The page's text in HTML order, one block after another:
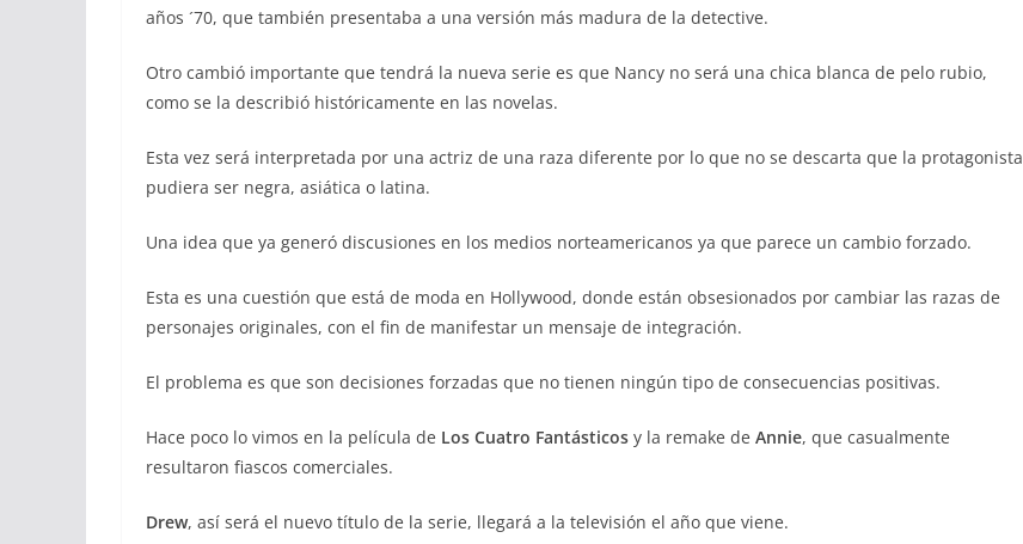
años ´70, que también presentaba a una versión más madura de la detective.
Otro cambió importante que tendrá la nueva serie es que Nancy no será una chica blanca de pelo rubio,
como se la describió históricamente en las novelas.
Esta vez será interpretada por una actriz de una raza diferente por lo que no se descarta que la protagonista
pudiera ser negra, asiática o latina.
Una idea que ya generó discusiones en los medios norteamericanos ya que parece un cambio forzado.
Esta es una cuestión que está de moda en Hollywood, donde están obsesionados por cambiar las razas de
personajes originales, con el fin de manifestar un mensaje de integración.
El problema es que son decisiones forzadas que no tienen ningún tipo de consecuencias positivas.
Hace poco lo vimos en la película de Los Cuatro Fantásticos y la remake de Annie, que casualmente
resultaron fiascos comerciales.
Drew, así será el nuevo título de la serie, llegará a la televisión el año que viene.